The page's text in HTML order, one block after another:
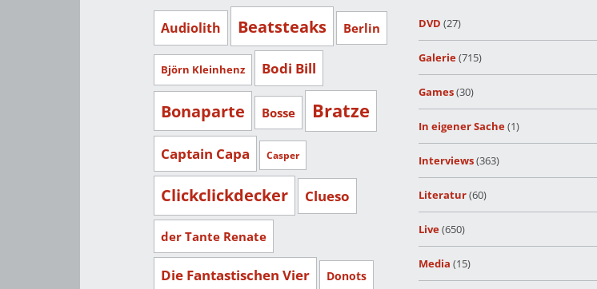
Audiolith Beatsteaks Berlin
Björn Kleinhenz Bodi Bill
Bonaparte Bosse Bratze
Captain Capa Casper
Clickclickdecker Clueso
der Tante Renate
Die Fantastischen Vier Donots
DVD (27)
Galerie(715)
Games(30)
In eigener Sache(1)
Interviews(363)
Literatur(60)
Live(650)
Media (15)